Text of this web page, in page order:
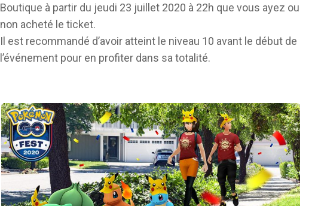
Boutique à partir du jeudi 23 juillet 2020 à 22h que vous ayez ou
non acheté le ticket.
Il est recommandé d’avoir atteint le niveau 10 avant le début de
l’événement pour en profiter dans sa totalité.